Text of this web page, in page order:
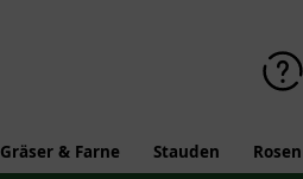
Gräser & Farne Stauden Rosen